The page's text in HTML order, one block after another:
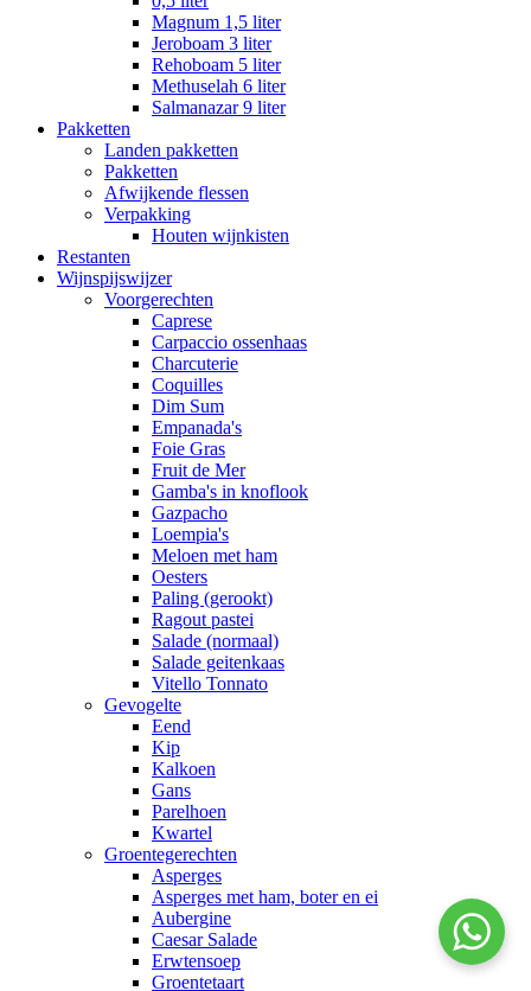
Magnum 1,5 liter
Jeroboam 3 liter
Rehoboam 5 liter
Methuselah 6 liter
Salmanazar 9 liter
Pakketten
Landen pakketten
Pakketten
Afwijkende flessen
Verpakking
Houten wijnkisten
Restanten
Wijnspijswijzer
Voorgerechten
Caprese
Carpaccio ossenhaas
Charcuterie
Coquilles
Dim Sum
Empanada's
Foie Gras
Fruit de Mer
Gamba's in knoflook
Gazpacho
Loempia's
Meloen met ham
Oesters
Paling (gerookt)
Ragout pastei
Salade (normaal)
Salade geitenkaas
Vitello Tonnato
Gevogelte
Eend
Kip
Kalkoen
Gans
Parelhoen
Kwartel
Groentegerechten
Asperges
Asperges met ham, boter en ei
Aubergine
Caesar Salade
Erwtensoep
Groentetaart